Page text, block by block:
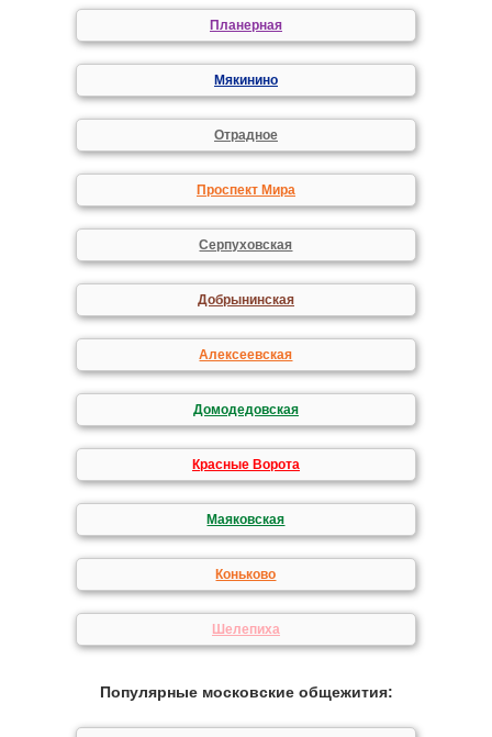
Планерная
Мякинино
Отрадное
Проспект Мира
Серпуховская
Добрынинская
Алексеевская
Домодедовская
Красные Ворота
Маяковская
Коньково
Шелепиха
Популярные московские общежития: